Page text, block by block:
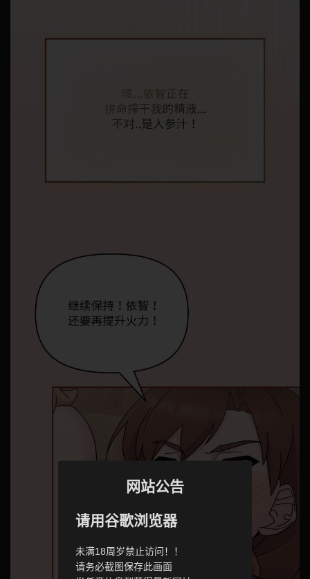
网站公告
请用谷歌浏览器
未满18周岁禁止访问！！
请务必截图保存此画面